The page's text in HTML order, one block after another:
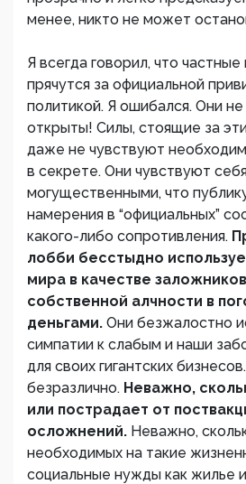
менее, никто не может
Я всегда говорил, что
прячутся за официальной
политикой. Я ошибался. Они не
открыты! Силы, стоящие за
даже не чувствуют
в секрете. Они чувствуют
могущественными, что
намерения в “официальных”
какого-либо сопротивления.
лобби бесстыдно
мира в качестве
собственной алчности в
деньгами. Они безжалостно
симпатии к слабым и наши
для своих гигантских
безразлично. Неважно,
или пострадает от
осложнений. Неважно,
необходимых на такие
социальные нужды как жилье